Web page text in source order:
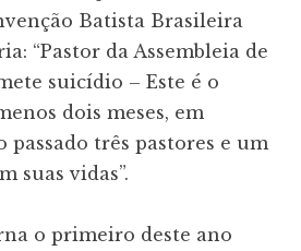
Batista Brasileira
“Pastor da Assembleia de
suicídio – Este é o
dois meses, em
passado três pastores e um
suas vidas”.
o primeiro deste ano